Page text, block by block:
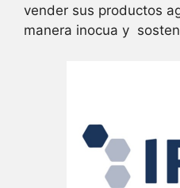
vender sus productos
manera inocua y